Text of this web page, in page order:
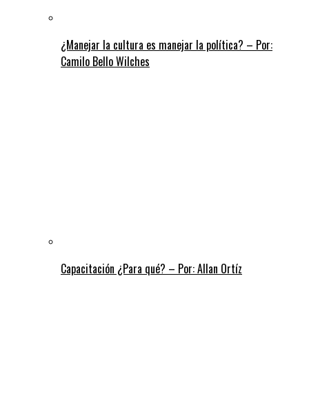
¿Manejar la cultura es manejar la política? – Por:
Camilo Bello Wilches
Capacitación ¿Para qué? – Por: Allan Ortíz